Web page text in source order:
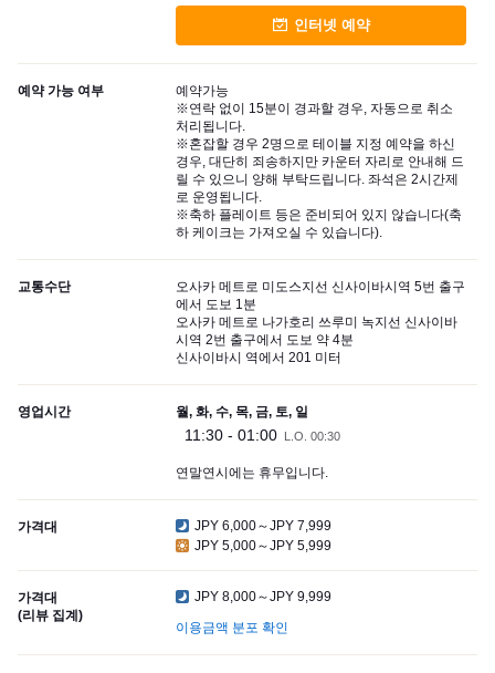
인터넷 예약
예약 가능 여부
예약가능
※연락 없이 15분이 경과할 경우, 자동으로 취소
처리됩니다.
※혼잡할 경우 2명으로 테이블 지정 예약을 하신
경우, 대단히 죄송하지만 카운터 자리로 안내해 드
릴 수 있으니 양해 부탁드립니다. 좌석은 2시간제
로 운영됩니다.
※축하 플레이트 등은 준비되어 있지 않습니다(축
하 케이크는 가져오실 수 있습니다).
교통수단
오사카 메트로 미도스지선 신사이바시역 5번 출구
에서 도보 1분
오사카 메트로 나가호리 쓰루미 녹지선 신사이바
시역 2번 출구에서 도보 약 4분
신사이바시 역에서 201 미터
영업시간 월, 화, 수, 목, 금, 토, 일
11:30 - 01:00 L.O. 00:30
연말연시에는 휴무입니다.
가격대
JPY 6,000～JPY 7,999
JPY 5,000～JPY 5,999
가격대
(리뷰 집계)
JPY 8,000～JPY 9,999
이용금액 분포 확인